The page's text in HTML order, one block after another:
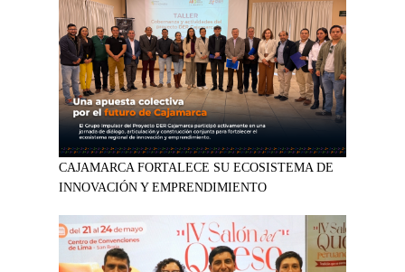
CAJAMARCA FORTALECE SU ECOSISTEMA DE
INNOVACIÓN Y EMPRENDIMIENTO